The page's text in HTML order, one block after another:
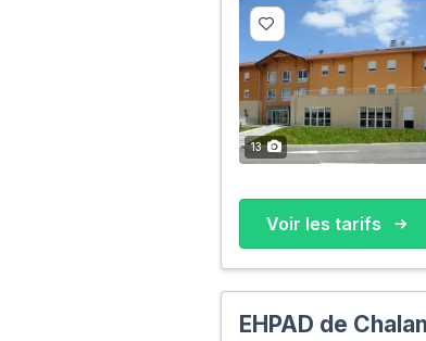
13
Voir les tarifs
EHPAD de